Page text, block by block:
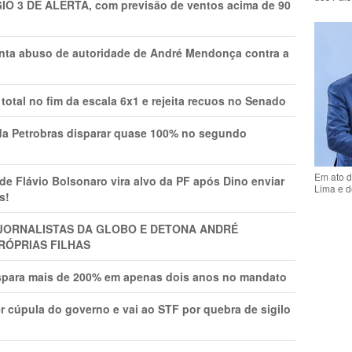
3 DE ALERTA, com previsão de ventos acima de 90
abuso de autoridade de André Mendonça contra a
no fim da escala 6x1 e rejeita recuos no Senado
Petrobras disparar quase 100% no segundo
de Flávio Bolsonaro vira alvo da PF após Dino enviar
DA GLOBO E DETONA ANDRÉ
FILHAS
mais de 200% em apenas dois anos no mandato
cúpula do governo e vai ao STF por quebra de sigilo
Em ato
Lima e